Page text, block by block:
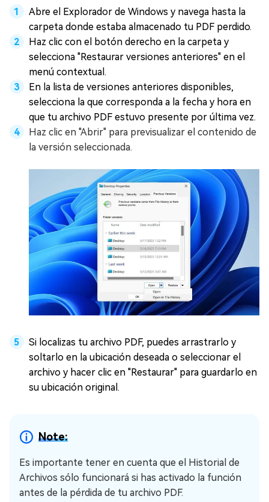
Abre el Explorador de Windows y navega hasta la
carpeta donde estaba almacenado tu PDF perdido.
Haz clic con el botón derecho en la carpeta y
selecciona "Restaurar versiones anteriores" en el
menú contextual.
En la lista de versiones anteriores disponibles,
selecciona la que corresponda a la fecha y hora en
que tu archivo PDF estuvo presente por última vez.
Haz clic en "Abrir" para previsualizar el contenido de
la versión seleccionada.
Si localizas tu archivo PDF, puedes arrastrarlo y
soltarlo en la ubicación deseada o seleccionar el
archivo y hacer clic en "Restaurar" para guardarlo en
su ubicación original.
Note:
Es importante tener en cuenta que el Historial de
Archivos sólo funcionará si has activado la función
antes de la pérdida de tu archivo PDF.